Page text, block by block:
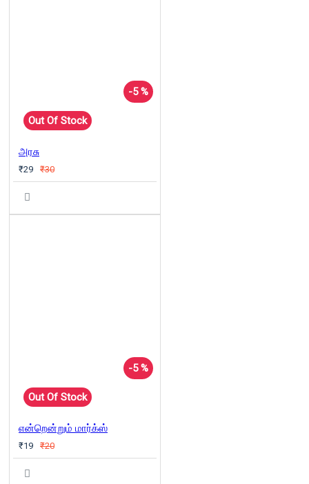
-5 %
Out Of Stock
அரசு
₹29 ₹30
-5 %
Out Of Stock
என்றென்றும் மார்க்ஸ்
₹19 ₹20